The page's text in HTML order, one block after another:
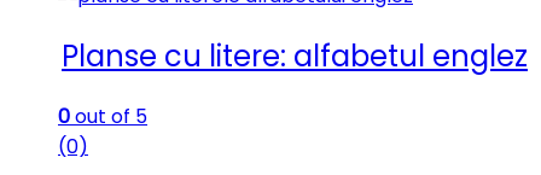
Planse cu litere: alfabetul englez
0out of 5
(0)